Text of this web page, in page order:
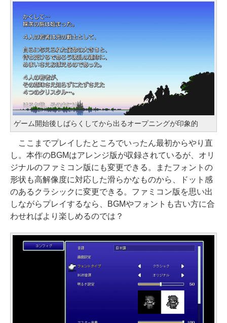
ゲーム開始後しばらくしてから出るオープニングが印象的
ここまでプレイしたところでいったん最初からやり直
し。本作のBGMはアレンジ版が収録されているが、オリ
ジナルのファミコン版にも変更できる。またフォントの
形状も高解像度に対応した滑らかなものから、ドット感
のあるクラシックに変更できる。ファミコン版を思い出
しながらプレイするなら、BGMやフォントも古い方に合
わせればより楽しめるのでは？